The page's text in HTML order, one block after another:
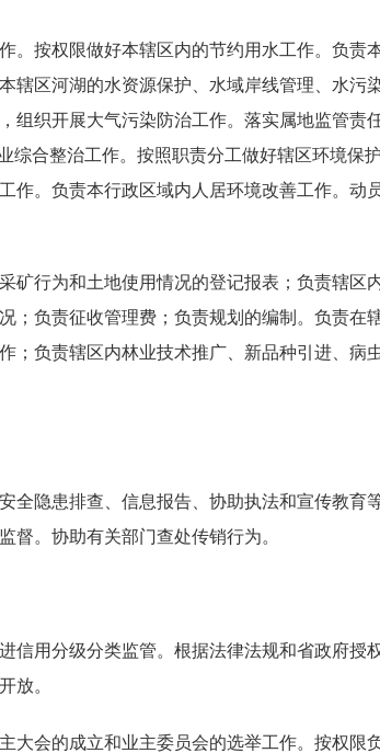
按权限做好本辖区内的节约用水工作。负责
区河湖的水资源保护、水域岸线管理、水污
织开展大气污染防治工作。落实属地监管责
合整治工作。按照职责分工做好辖区环境保
。负责本行政区域内人居环境改善工作。动
行为和土地使用情况的登记报表；负责辖区
负责征收管理费；负责规划的编制。负责在
负责辖区内林业技术推广、新品种引进、病
隐患排查、信息报告、协助执法和宣传教育
督。协助有关部门查处传销行为。
用分级分类监管。根据法律法规和省政府授
放。
会的成立和业主委员会的选举工作。按权限